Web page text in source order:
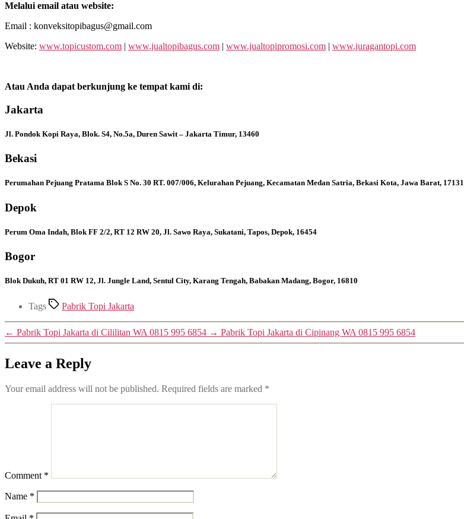
Melalui email atau website:
Email : konveksitopibagus@gmail.com
Website: www.topicustom.com | www.jualtopibagus.com | www.jualtopipromosi.com | www.juragantopi.com
Atau Anda dapat berkunjung ke tempat kami di:
Jakarta
Jl. Pondok Kopi Raya, Blok. S4, No.5a, Duren Sawit – Jakarta Timur, 13460
Bekasi
Perumahan Pejuang Pratama Blok S No. 30 RT. 007/006, Kelurahan Pejuang, Kecamatan Medan Satria, Bekasi Kota, Jawa Barat, 17131
Depok
Perum Oma Indah, Blok FF 2/2, RT 12 RW 20, Jl. Sawo Raya, Sukatani, Tapos, Depok, 16454
Bogor
Blok Dukuh, RT 01 RW 12, Jl. Jungle Land, Sentul City, Karang Tengah, Babakan Madang, Bogor, 16810
Tags Pabrik Topi Jakarta
← Pabrik Topi Jakarta di Cililitan WA 0815 995 6854 → Pabrik Topi Jakarta di Cipinang WA 0815 995 6854
Leave a Reply
Your email address will not be published. Required fields are marked *
Comment *
Name *